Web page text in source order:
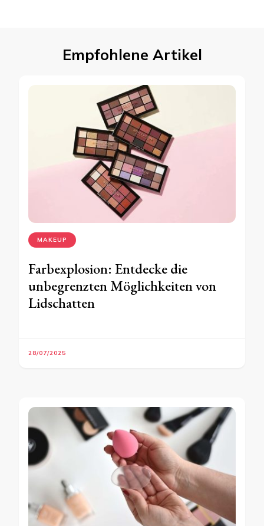
Empfohlene Artikel
MAKEUP
Farbexplosion: Entdecke die
unbegrenzten Möglichkeiten von
Lidschatten
28/07/2025